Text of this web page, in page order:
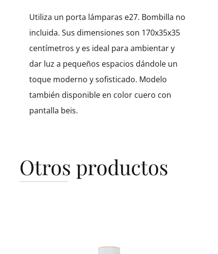
Utiliza un porta lámparas e27. Bombilla no
incluida. Sus dimensiones son 170x35x35
centímetros y es ideal para ambientar y
dar luz a pequeños espacios dándole un
toque moderno y sofisticado. Modelo
también disponible en color cuero con
pantalla beis.
Otros productos